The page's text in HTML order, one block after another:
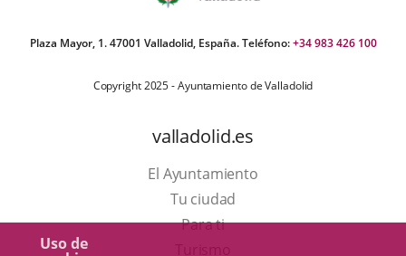
Uso de
Plaza Mayor, 1. 47001 Valladolid, España. Teléfono:+34 983 426 100
Copyright 2025 - Ayuntamiento de Valladolid
valladolid.es
El Ayuntamiento
Tu ciudad
Para ti